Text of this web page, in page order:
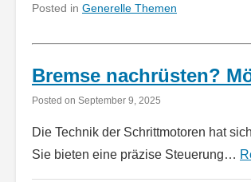
Posted in Generelle Themen
Bremse nachrüsten?
Posted on September 9, 2025
Die Technik der Schrittmotoren hat
Sie bieten eine präzise Steuerung…